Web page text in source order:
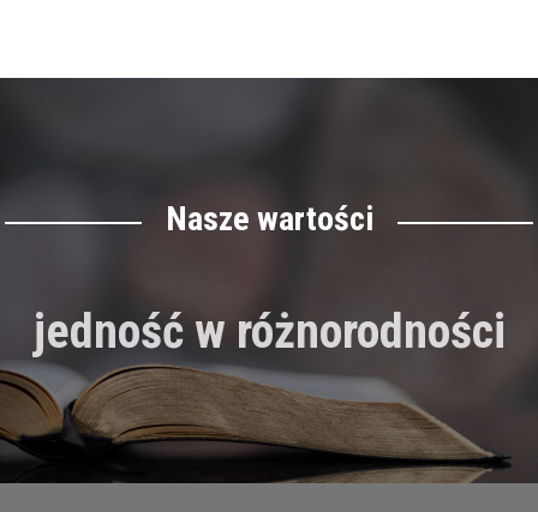
Nasze wartości
jedność w różnorodności